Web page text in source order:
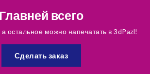
Главней всего
остальное можно напечатать в 3dPazl!
Сделать заказ